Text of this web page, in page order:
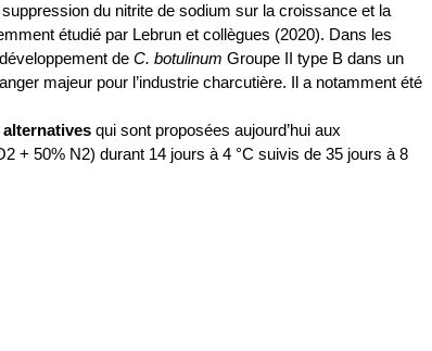
du nitrite de sodium sur la croissance et la
étudié par Lebrun et collègues (2020). Dans les
de C. botulinum Groupe II type B dans un
majeur pour l’industrie charcutière. Il a notamment été
alternatives qui sont proposées aujourd’hui aux
+ 50% N2) durant 14 jours à 4 °C suivis de 35 jours à 8